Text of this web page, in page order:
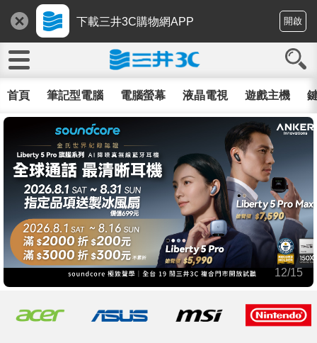
下載三井3C購物網APP 開啟
首頁 筆記型電腦 電腦螢幕 液晶電視 遊戲主機
12/15